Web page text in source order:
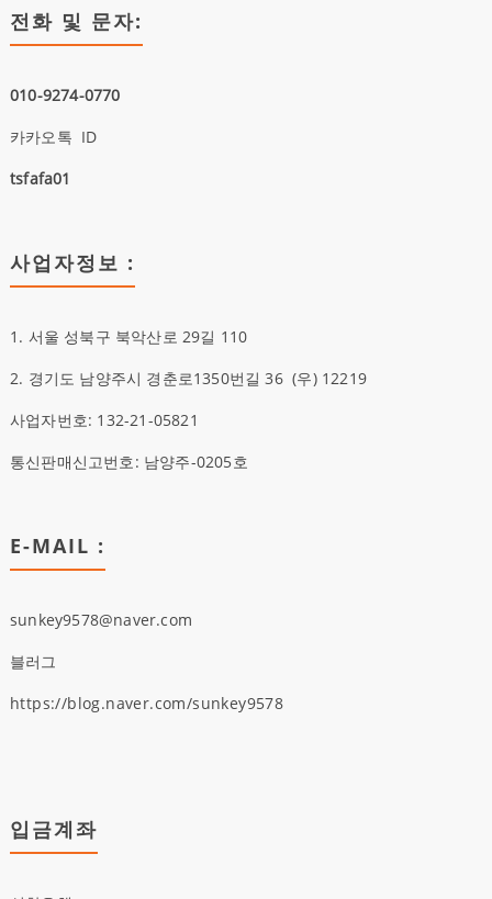
전화 및 문자:
010-9274-0770
카카오톡 ID
tsfafa01
사업자정보 :
1. 서울 성북구 북악산로 29길 110
2. 경기도 남양주시 경춘로1350번길 36(우)12219
사업자번호: 132-21-05821
통신판매신고번호: 남양주-0205호
E-MAIL :
sunkey9578@naver.com
블러그
https://blog.naver.com/sunkey9578
입금계좌